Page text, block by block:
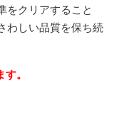
をクリアすること
わしい品質を保ち続
。